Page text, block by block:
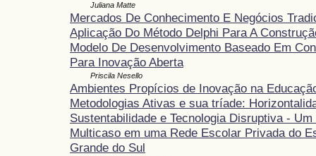
Juliana Matte
Mercados De Conhecimento E Negócios
Aplicação Do Método Delphi Para A
Modelo De Desenvolvimento Baseado Em
Para Inovação Aberta
Priscila Nesello
Ambientes Propícios de Inovação na
Metodologias Ativas e sua tríade:
Sustentabilidade e Tecnologia Disruptiva - Um
Multicaso em uma Rede Escolar Privada do
Grande do Sul